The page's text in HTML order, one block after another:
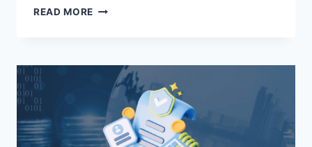
READ MORE KẾ
VS
TOÁN
QUẢN
TRỊ:
BỘ